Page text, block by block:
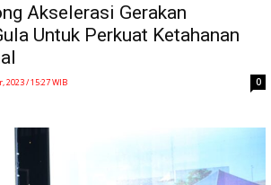
Akselerasi Gerakan
Untuk Perkuat Ketahanan
2023 / 15:27 WIB 0